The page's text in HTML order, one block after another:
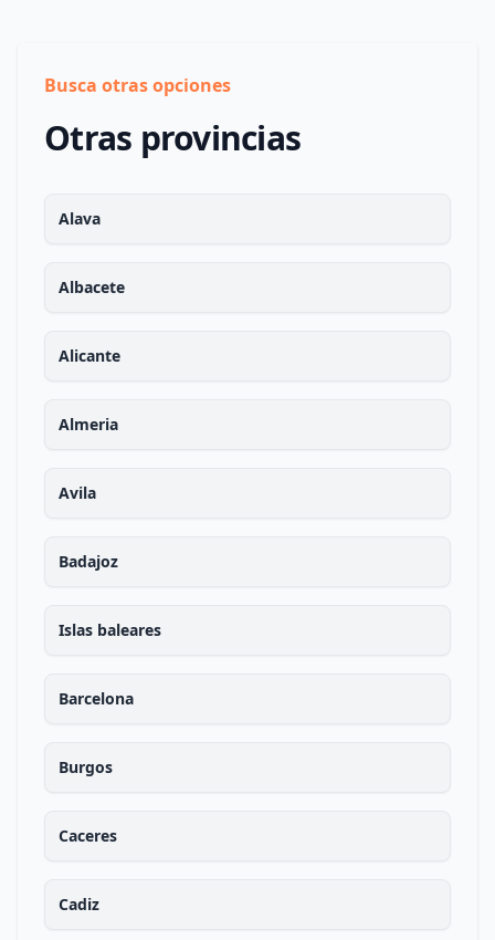
Busca otras opciones
Otras provincias
Alava
Albacete
Alicante
Almeria
Avila
Badajoz
Islas baleares
Barcelona
Burgos
Caceres
Cadiz